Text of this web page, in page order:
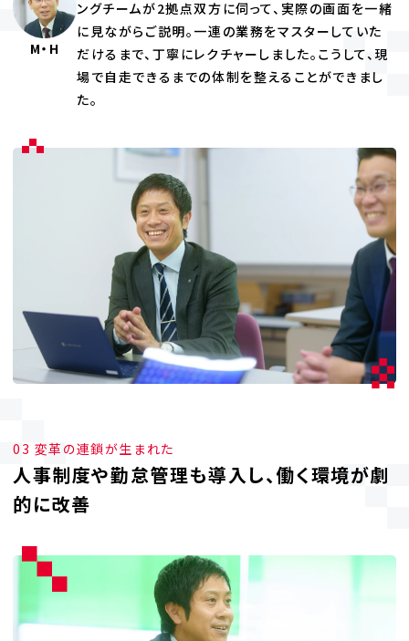
M・H
ングチームが2拠点双方に伺って、実際の画面を一緒
に見ながらご説明。一連の業務をマスターしていた
だけるまで、丁寧にレクチャーしました。こうして、現
場で自走できるまでの体制を整えることができまし
た。
03 変革の連鎖が生まれた
人事制度や勤怠管理も導入し、働く環境が劇
的に改善